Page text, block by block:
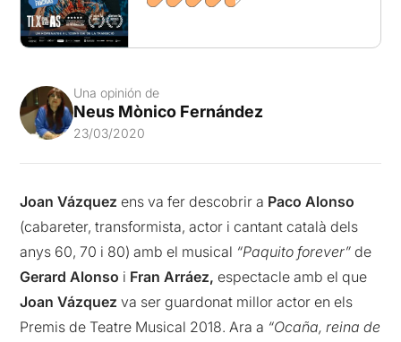
Una opinión de
Neus Mònico Fernández
23/03/2020
Joan Vázquezens va fer descobrir a Paco Alonso
(cabareter, transformista, actor i cantant català dels
anys 60, 70 i 80) amb el musical “Paquito forever” de
Gerard Alonso i Fran Arráez,espectacle amb el que
Joan Vázquezva ser guardonat millor actor en els
Premis de Teatre Musical 2018. Ara a “Ocaña, reina de